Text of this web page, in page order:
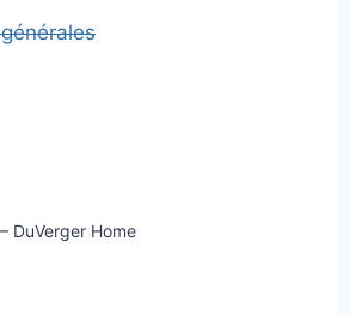
DuVerger Home